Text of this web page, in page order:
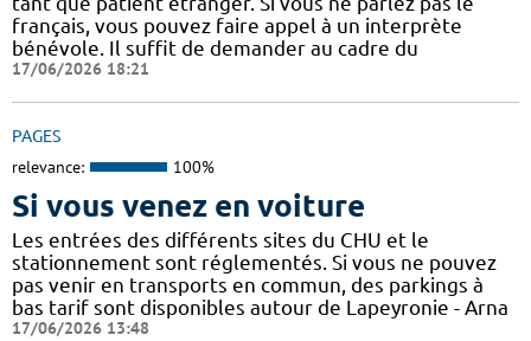
français, vous pouvez faire appel à un interprète
bénévole. Il suffit de demander au cadre du
17/06/2026 18:21
PAGES
relevance: 100%
Si vous venez en voiture
Les entrées des différents sites du CHU et le
stationnement sont réglementés. Si vous ne pouvez
pas venir en transports en commun, des parkings à
bas tarif sont disponibles autour de Lapeyronie - Arna
17/06/2026 13:48